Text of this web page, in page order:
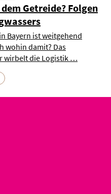
Getreide? Folgen
Bayern ist weitgehend
wohin damit? Das
wirbelt die Logistik …